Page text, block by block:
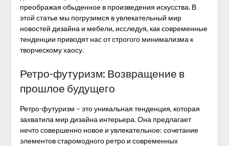
преображая обыденное в произведения искусства. В
этой статье мы погрузимся в увлекательный мир
новостей дизайна и мебели, исследуя, как современные
тенденции приводят нас от строгого минимализма к
творческому хаосу.
Ретро-футуризм: Возвращение в
прошлое будущего
Ретро-футуризм – это уникальная тенденция, которая
захватила мир дизайна интерьера. Она предлагает
нечто совершенно новое и увлекательное: сочетание
элементов старомодного ретро и современных